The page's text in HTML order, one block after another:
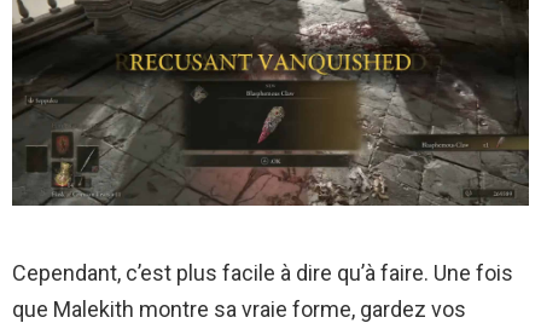
Cependant, c’est plus facile à dire qu’à faire. Une fois
que Malekith montre sa vraie forme, gardez vos